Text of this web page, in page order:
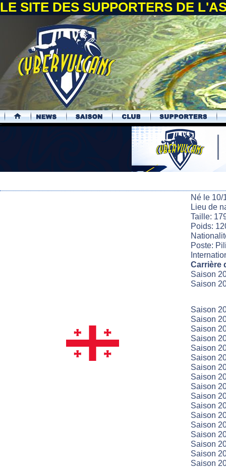
LE SITE DES SUPPORTERS DE
.
Né le 10/
Lieu de
Taille:
Poids:
Poste:
Carrière
Saison
Saison
Saison
Saison
Saison
Saison
Saison
Saison
Saison
Saison
Saison
Saison
Saison
Saison
Saison
Saison
Saison
Saison
Saison